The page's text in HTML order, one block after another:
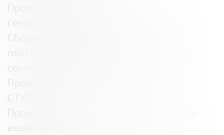
Проведение отбора участников: 2 – 3
сентября 2026 года
Сбор мотивационных писем (эссе) на
платформе «Содружество»:
сентября 2026 года
Проходит в дистанционном формате
СТУДЕНТЫ
Проведение отбора участников: 11 – 19
июня 2026 года